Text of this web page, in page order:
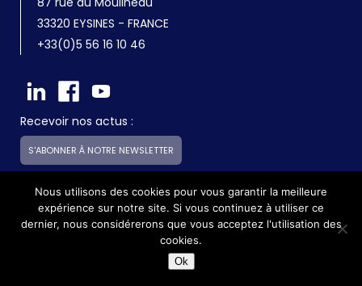
33320 EYSINES - FRANCE
+33(0)5 56 16 10 46
Recevoir nos actus :
S'ABONNER À NOTRE NEWSLETTER
Everlog est une société du groupe Skilliance
©2017 - Everlog - Tous droits réservés -
Nous utilisons des cookies pour vous garantir la meilleure
expérience sur notre site. Si vous continuez à utiliser ce
dernier, nous considérerons que vous acceptez l'utilisation des
cookies.
Ok